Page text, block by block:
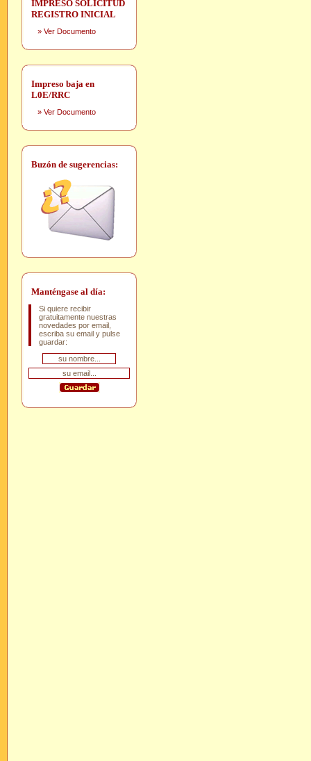
IMPRESO SOLICITUD
REGISTRO INICIAL
» Ver Documento
Impreso baja en
L0E/RRC
» Ver Documento
Buzón de sugerencias:
Manténgase al día:
Si quiere recibir
gratuitamente nuestras
novedades por email,
escriba su email y pulse
guardar: